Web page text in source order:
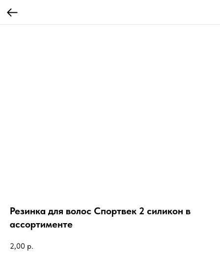
Резинка для волос Спортвек 2 силикон в
ассортименте
2,00 р.